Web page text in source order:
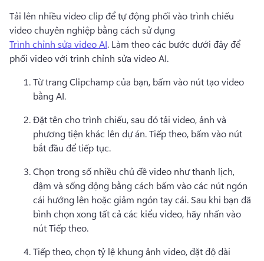
Tải lên nhiều video clip để tự động phối vào trình chiếu
video chuyên nghiệp bằng cách sử dụng
Trình chỉnh sửa video AI. Làm theo các bước dưới đây để
phối video với trình chỉnh sửa video AI.
Từ trang Clipchamp của bạn, bấm vào nút tạo video
bằng AI.
Đặt tên cho trình chiếu, sau đó tải video, ảnh và
phương tiện khác lên dự án. Tiếp theo, bấm vào nút
bắt đầu để tiếp tục.
Chọn trong số nhiều chủ đề video như thanh lịch,
đậm và sống động bằng cách bấm vào các nút ngón
cái hướng lên hoặc giảm ngón tay cái. Sau khi bạn đã
bình chọn xong tất cả các kiểu video, hãy nhấn vào
nút Tiếp theo.
Tiếp theo, chọn tỷ lệ khung ảnh video, đặt độ dài